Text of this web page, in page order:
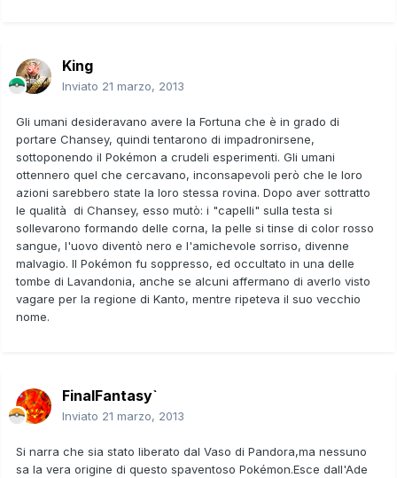
King
Inviato 21 marzo, 2013
Gli umani desideravano avere la Fortuna che è in grado di
portare Chansey, quindi tentarono di impadronirsene,
sottoponendo il Pokémon a crudeli esperimenti. Gli umani
ottennero quel che cercavano, inconsapevoli però che le loro
azioni sarebbero state la loro stessa rovina. Dopo aver sottratto
le qualità di Chansey, esso mutò: i "capelli" sulla testa si
sollevarono formando delle corna, la pelle si tinse di color rosso
sangue, l'uovo diventò nero e l'amichevole sorriso, divenne
malvagio. Il Pokémon fu soppresso, ed occultato in una delle
tombe di Lavandonia, anche se alcuni affermano di averlo visto
vagare per la regione di Kanto, mentre ripeteva il suo vecchio
nome.
FinalFantasy`
Inviato 21 marzo, 2013
Si narra che sia stato liberato dal Vaso di Pandora,ma nessuno
sa la vera origine di questo spaventoso Pokémon.Esce dall'Ade